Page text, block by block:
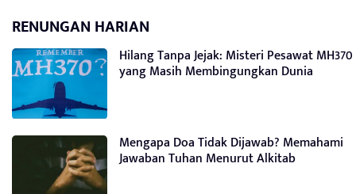
RENUNGAN HARIAN
Hilang Tanpa Jejak: Misteri Pesawat MH370
yang Masih Membingungkan Dunia
Mengapa Doa Tidak Dijawab? Memahami
Jawaban Tuhan Menurut Alkitab